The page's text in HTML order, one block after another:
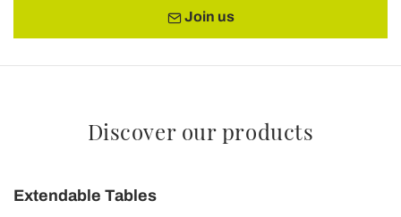
Join us
Discover our products
Extendable Tables